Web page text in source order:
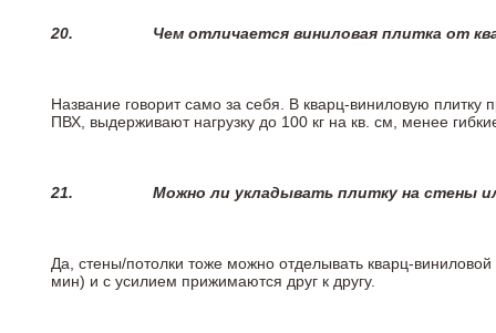
20. Чем отличается виниловая плитка от
Название говорит само за себя. В кварц-виниловую
ПВХ, выдерживают нагрузку до 100 кг на кв. см, менее
21. Можно ли укладывать плитку на стены
Да, стены/потолки тоже можно отделывать кварц-
мин) и с усилием прижимаются друг к другу.